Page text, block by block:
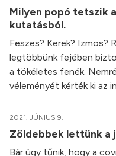
Milyen popó tetszik
kutatásból.
Feszes? Kerek? Izmos?
legtöbbünk fejében
a tökéletes fenék.
véleményét kérték ki az
2021. JÚNIUS 9.
Zöldebbek lettünk a
Bár úgy tűnik, hogy a